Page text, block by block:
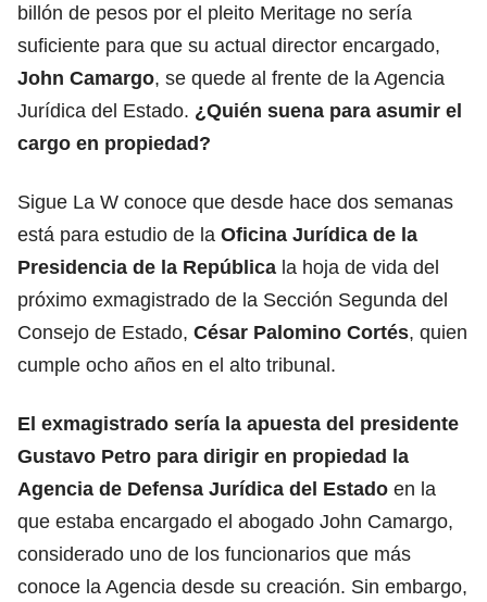
billón de pesos por el pleito Meritage no sería
suficiente para que su actual director encargado,
John Camargo, se quede al frente de la Agencia
Jurídica del Estado. ¿Quién suena para asumir el
cargo en propiedad?
Sigue La W conoce que desde hace dos semanas
está para estudio de la Oficina Jurídica de la
Presidencia de la República la hoja de vida del
próximo exmagistrado de la Sección Segunda del
Consejo de Estado, César Palomino Cortés, quien
cumple ocho años en el alto tribunal.
El exmagistrado sería la apuesta del presidente
Gustavo Petro para dirigir en propiedad la
Agencia de Defensa Jurídica del Estado en la
que estaba encargado el abogado John Camargo,
considerado uno de los funcionarios que más
conoce la Agencia desde su creación. Sin embargo,